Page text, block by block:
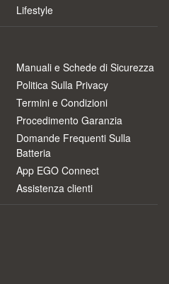
Lifestyle
Manuali e Schede di Sicurezza
Politica Sulla Privacy
Termini e Condizioni
Procedimento Garanzia
Domande Frequenti Sulla
Batteria
App EGO Connect
Assistenza clienti